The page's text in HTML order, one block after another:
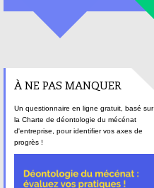
À NE PAS MANQUER
Un questionnaire en ligne gratuit, basé sur
la Charte de déontologie du mécénat
d'entreprise, pour identifier vos axes de
progrès !